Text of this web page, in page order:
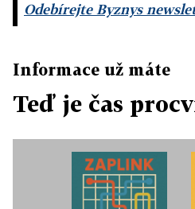
Odebírejte Byznys
Informace už máte
Teď je čas